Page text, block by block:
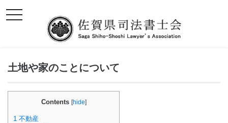
toggle
navigation
土地や家のことについて
Contents [hide]
1 不動産